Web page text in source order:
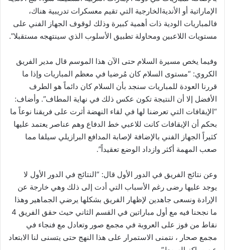
الإماراتية أو الأنديةالخارجية التي تقيم معسكرات تدريبية هناك،
فالمباريات الودية ذات أهمية كبيرة وذلك لوقوف الجهاز الفني على
مستويات اللاعبين ومحاولة تطبيق الأسلوب الذي سينتهجه مستقبلا”.
وفيما يخص مسيرة السلام حتى الآن هذا الموسم قال مدير الفريق
الكروي: “مستوى السلام كان مُرضيا في معظم المباريات وإذا ما
قررنا العودة للمباريات سنجد بأن السلام كان دائماً هو الطرف
الأفضل إلا أن النتيجة تكون عكس ذلك في نهاية المطاف”. وأضاف:
“الإيقافات التي تعرضنا لها في لقاء النهضة أثرت على فريقنا نوعاً ما
بحكم أن الإيقافات كانت للاعبي خط الدفاع وهم عناصر يعتمد عليها
كثيراً الجهاز الفني بالإضافة لإصابة المدافع البرازيلي سيلفا مما
صعب المهمة أكثر وازداد الوضع تعقيداً”.
وعن نتائج الفريق في الدور الأول قال: “النتائج في الدور الأول لا
يوجد عليها رضى رغم الأسباب التي أدت إلى ذلك وهي خارجة عن
الإرادة ونسعى جاهدين لإظهار الفريق بشكلها يرضي الجماهير وهذا
ما نجحنا فيه مع أول مباراتين في القسم الثاني حيث حقق الفريق 4
نقاط من فوز على العروبة في مجمع صور وتعادل مع فنجاء في
مجمع صحار ، نتمنى الاستمرار على هذا النهج حتى يتسنى لنا الابتعاد